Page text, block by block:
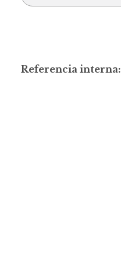
Referencia interna: